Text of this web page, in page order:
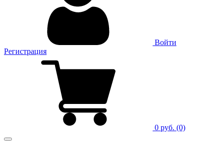
Войти
Регистрация
0 руб. (0)